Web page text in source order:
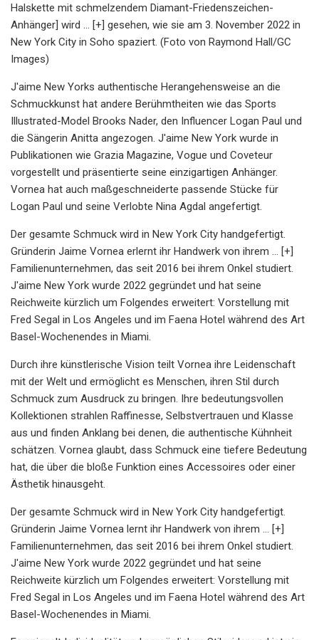
Halskette mit schmelzendem Diamant-Friedenszeichen-
Anhänger] wird … [+] gesehen, wie sie am 3. November 2022 in
New York City in Soho spaziert. (Foto von Raymond Hall/GC
Images)
J'aime New Yorks authentische Herangehensweise an die
Schmuckkunst hat andere Berühmtheiten wie das Sports
Illustrated-Model Brooks Nader, den Influencer Logan Paul und
die Sängerin Anitta angezogen. J'aime New York wurde in
Publikationen wie Grazia Magazine, Vogue und Coveteur
vorgestellt und präsentierte seine einzigartigen Anhänger.
Vornea hat auch maßgeschneiderte passende Stücke für
Logan Paul und seine Verlobte Nina Agdal angefertigt.
Der gesamte Schmuck wird in New York City handgefertigt.
Gründerin Jaime Vornea erlernt ihr Handwerk von ihrem ... [+]
Familienunternehmen, das seit 2016 bei ihrem Onkel studiert.
J'aime New York wurde 2022 gegründet und hat seine
Reichweite kürzlich um Folgendes erweitert: Vorstellung mit
Fred Segal in Los Angeles und im Faena Hotel während des Art
Basel-Wochenendes in Miami.
Durch ihre künstlerische Vision teilt Vornea ihre Leidenschaft
mit der Welt und ermöglicht es Menschen, ihren Stil durch
Schmuck zum Ausdruck zu bringen. Ihre bedeutungsvollen
Kollektionen strahlen Raffinesse, Selbstvertrauen und Klasse
aus und finden Anklang bei denen, die authentische Kühnheit
schätzen. Vornea glaubt, dass Schmuck eine tiefere Bedeutung
hat, die über die bloße Funktion eines Accessoires oder einer
Ästhetik hinausgeht.
Der gesamte Schmuck wird in New York City handgefertigt.
Gründerin Jaime Vornea lernt ihr Handwerk von ihrem ... [+]
Familienunternehmen, das seit 2016 bei ihrem Onkel studiert.
J'aime New York wurde 2022 gegründet und hat seine
Reichweite kürzlich um Folgendes erweitert: Vorstellung mit
Fred Segal in Los Angeles und im Faena Hotel während des Art
Basel-Wochenendes in Miami.